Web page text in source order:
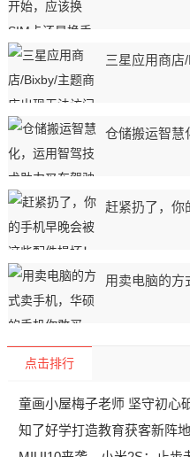
三星应用商店
仓储搬运智慧
赶紧扔了，你
用卖电脑的方
点击排行
童画小屋梅子老师 坚守初心
知了好学打造教育获客新阵地